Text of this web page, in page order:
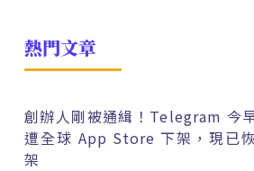
熱門文章
創辦人剛被通緝！Telegram 今
遭全球 App Store 下架，現已
架